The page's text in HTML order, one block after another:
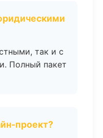
так и с
Полный пакет
проект?